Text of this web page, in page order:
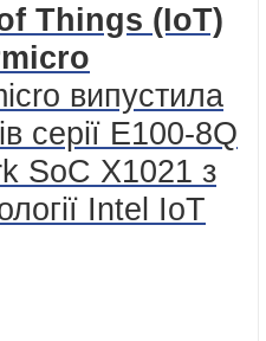
Things (IoT)
випустила
серії E100-8Q
SoC X1021 з
Intel IoT